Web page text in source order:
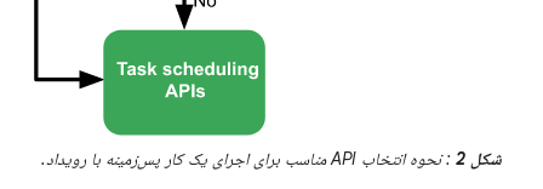
شکل 2 : نحوه انتخاب API مناسب برای اجرای یک کار پس‌زمینه با رویداد.